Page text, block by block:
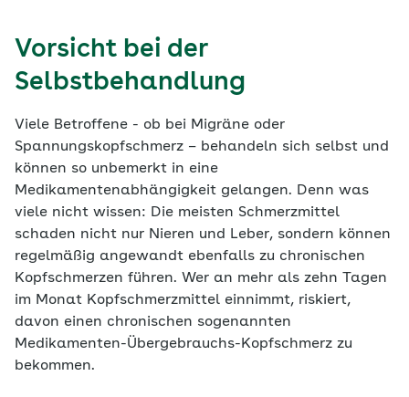
Vorsicht bei der
Selbstbehandlung
Viele Betroffene - ob bei Migräne oder
Spannungskopfschmerz – behandeln sich selbst und
können so unbemerkt in eine
Medikamentenabhängigkeit gelangen. Denn was
viele nicht wissen: Die meisten Schmerzmittel
schaden nicht nur Nieren und Leber, sondern können
regelmäßig angewandt ebenfalls zu chronischen
Kopfschmerzen führen. Wer an mehr als zehn Tagen
im Monat Kopfschmerzmittel einnimmt, riskiert,
davon einen chronischen sogenannten
Medikamenten-Übergebrauchs-Kopfschmerz zu
bekommen.